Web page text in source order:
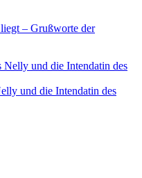
– Grußworte der
und die Intendatin des